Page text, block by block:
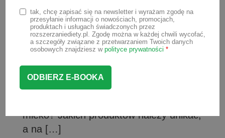
na białka mleka krowiego u niemowląt.
Dotyka ona najczęściej małe dzieci,
rozpoczyna się zazwyczaj w 1 r.ż. i trwa
takie oczywiste. Warto jednak podjąć
odpowiednie działania, aby pomóc
mleko? Jakich produktów należy unikać,
a na […]
tak, chcę zapisać się na newsletter i wyrażam zgodę na
przesyłanie informacji o nowościach, promocjach,
produktach i usługach świadczonych przez
rozszerzaniediety.pl. Zgodę można w każdej chwili wycofać,
a szczegóły związane z przetwarzaniem Twoich danych
osobowych znajdziesz w polityce prywatności *